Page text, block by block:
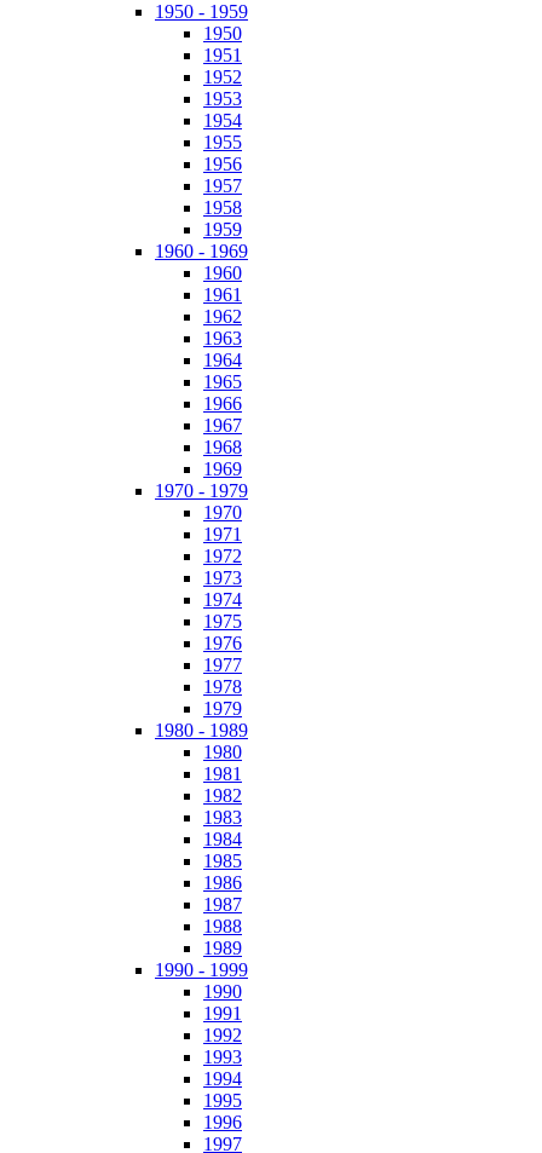
1950 - 1959
1950
1951
1952
1953
1954
1955
1956
1957
1958
1959
1960 - 1969
1960
1961
1962
1963
1964
1965
1966
1967
1968
1969
1970 - 1979
1970
1971
1972
1973
1974
1975
1976
1977
1978
1979
1980 - 1989
1980
1981
1982
1983
1984
1985
1986
1987
1988
1989
1990 - 1999
1990
1991
1992
1993
1994
1995
1996
1997